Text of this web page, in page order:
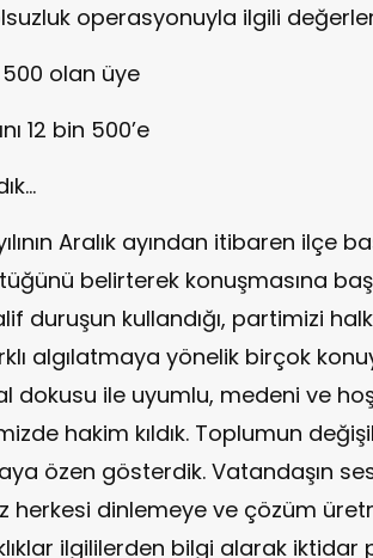
operasyonuyla ilgili
olan üye
12 bin 500’e
Aralık ayından itibaren ilçe
belirterek konuşmasına
duruşun kullandığı, partimizi
algılatmaya yönelik birçok
dokusu ile uyumlu, medeni ve
hakim kıldık. Toplumun
özen gösterdik. Vatandaşın
herkesi dinlemeye ve çözüm
ilgililerden bilgi alarak